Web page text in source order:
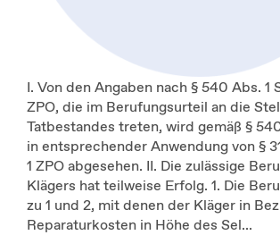
I. Von den Angaben nach § 540 Abs. 1
ZPO, die im Berufungsurteil an die
Tatbestandes treten, wird gemäß §
in entsprechender Anwendung von §
1 ZPO abgesehen. II. Die zulässige
Klägers hat teilweise Erfolg. 1. Die
zu 1 und 2, mit denen der Kläger in
Reparaturkosten in Höhe des Sel...